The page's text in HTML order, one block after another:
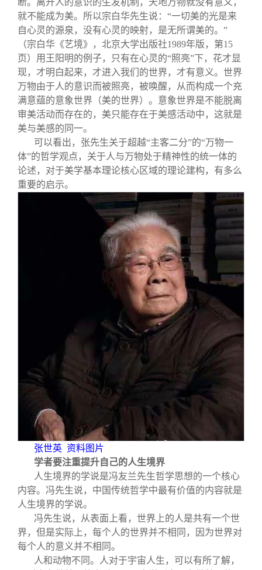
断。离开人的意识的生发机制，天地万物就没有意义，
就不能成为美。所以宗白华先生说：“一切美的光是来
自心灵的源泉，没有心灵的映射，是无所谓美的。”
（宗白华《艺境》，北京大学出版社1989年版，第15
页）用王阳明的例子，只有在心灵的“照亮”下，花才显
现，才明白起来，才进入我们的世界，才有意义。世界
万物由于人的意识而被照亮，被唤醒，从而构成一个充
满意蕴的意象世界（美的世界）。意象世界是不能脱离
审美活动而存在的，美只能存在于美感活动中，这就是
美与美感的同一。
可以看出，张先生关于超越“主客二分”的“万物一
体”的哲学观点，关于人与万物处于精神性的统一体的
论述，对于美学基本理论核心区域的理论建构，有多么
重要的启示。
张世英 资料图片
学者要注重提升自己的人生境界
人生境界的学说是冯友兰先生哲学思想的一个核心
内容。冯先生说，中国传统哲学中最有价值的内容就是
人生境界的学说。
冯先生说，从表面上看，世界上的人是共有一个世
界，但是实际上，每个人的世界并不相同，因为世界对
每个人的意义并不相同。
人和动物不同。人对于宇宙人生，可以有所了解，